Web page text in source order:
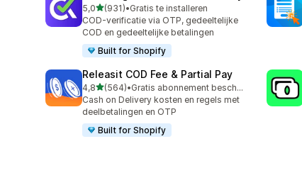
5,0van 5 sterren
(931)
931 recensies in totaal
•Gratis te installeren
COD-verificatie via OTP, gedeeltelijke
COD en gedeeltelijke betalingen
Built for Shopify
Releasit COD Fee & Partial Pay
4,8van 5 sterren
(564)
564 recensies in totaal
•
Gratis abonnement beschikbaar
Cash on Delivery kosten en regels met
deelbetalingen en OTP
Built for Shopify